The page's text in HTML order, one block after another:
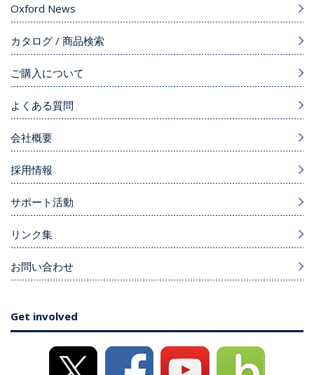
Oxford News
カタログ / 商品検索
ご購入について
よくある質問
会社概要
採用情報
サポート活動
リンク集
お問い合わせ
Get involved